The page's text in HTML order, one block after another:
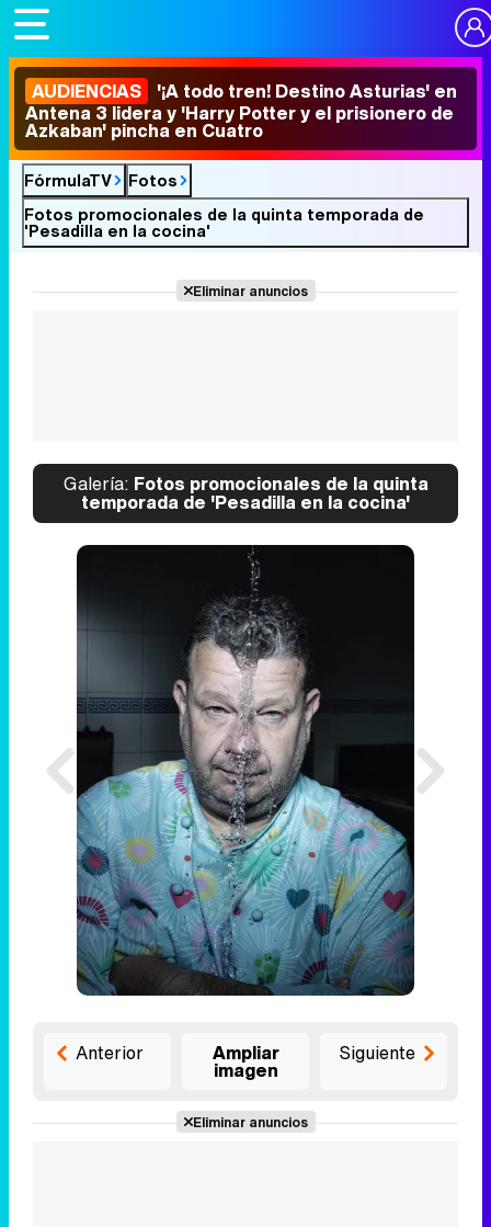
AUDIENCIAS '¡A todo tren! Destino Asturias' en
Antena 3 lidera y 'Harry Potter y el prisionero de
Azkaban' pincha en Cuatro
FórmulaTV
Fotos
Fotos promocionales de la quinta temporada de
'Pesadilla en la cocina'
Eliminar anuncios
Galería: Fotos promocionales de la quinta
temporada de 'Pesadilla en la cocina'
Anterior Ampliar
imagen
Siguiente
Eliminar anuncios